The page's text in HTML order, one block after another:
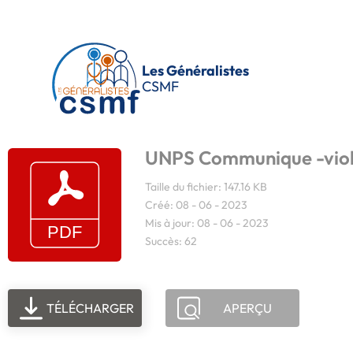
Les Généralistes
CSMF
UNPS Communique -
Taille du fichier: 147.16 KB
Créé: 08 - 06 - 2023
Mis à jour: 08 - 06 - 2023
Succès: 62
TÉLÉCHARGER APERÇU